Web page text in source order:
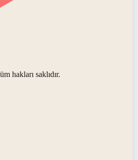
hakları saklıdır.